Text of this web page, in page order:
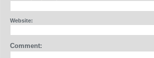
Website:
Comment: